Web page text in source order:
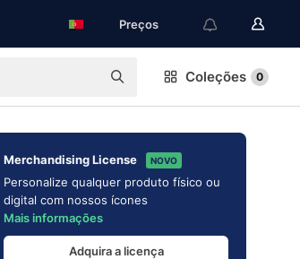
Preços
Coleções 0
Merchandising License NOVO
Personalize qualquer produto físico ou
digital com nossos ícones
Mais informações
Adquira a licença